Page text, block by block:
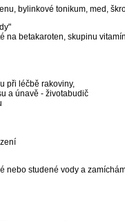
bylinkové tonikum, med,
na betakaroten, skupinu
při léčbě rakoviny,
a únavě - životabudič
nebo studené vody a